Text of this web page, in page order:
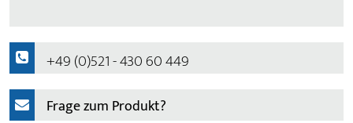
+49 (0)521 - 430 60 449
Frage zum Produkt?